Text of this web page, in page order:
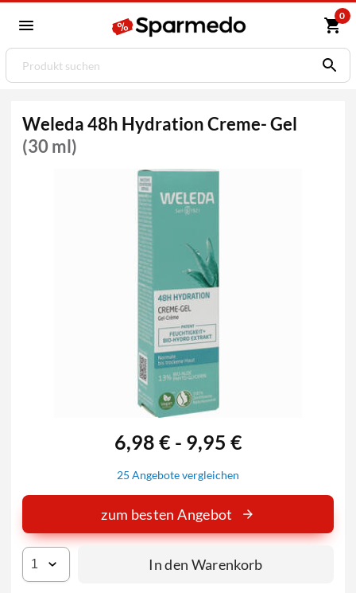
0
Weleda 48h Hydration Creme- Gel
(30 ml)
6,98 € - 9,95 €
25 Angebote vergleichen
zum besten Angebot
In den Warenkorb